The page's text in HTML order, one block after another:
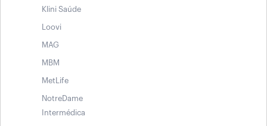
Klini Saúde
Loovi
MAG
MBM
MetLife
NotreDame
Intermédica